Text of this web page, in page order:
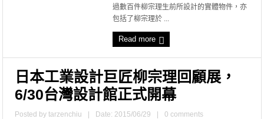
過數百件柳宗理生前所設計的實體物件，亦
包括了柳宗理於 ...
Read more
日本工業設計巨匠柳宗理回顧展，
6/30台灣設計館正式開幕
Posted bytarzenchiu Date: 2015/06/29
0 comments